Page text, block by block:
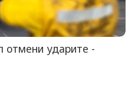
отмени ударите -